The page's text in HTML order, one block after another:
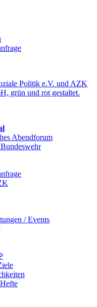
Abendforum
/ Events